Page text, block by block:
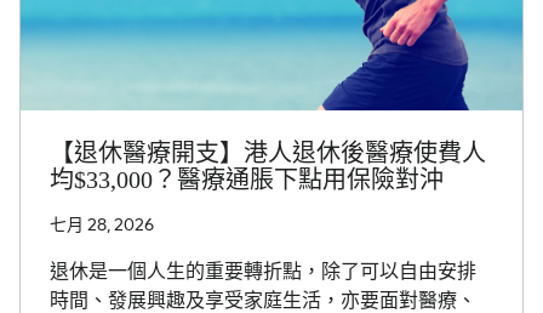
【退休醫療開支】港人退休後醫療使費人
均$33,000？醫療通脹下點用保險對沖
七月 28, 2026
退休是一個人生的重要轉折點，除了可以自由安排
時間、發展興趣及享受家庭生活，亦要面對醫療、